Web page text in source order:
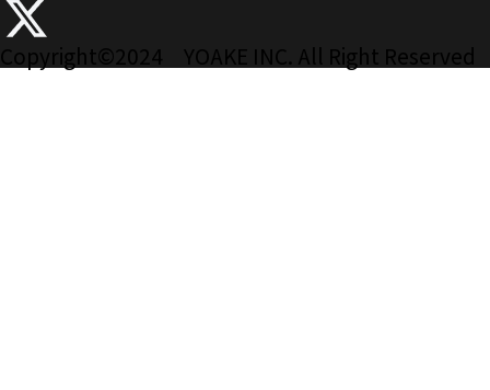
Copyright©2024 YOAKE INC. All Right Reserved